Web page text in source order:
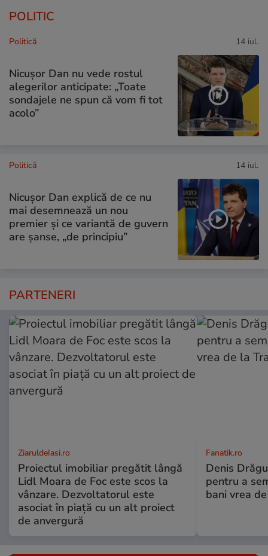
POLITIC
Politică 14 iul.
Nicușor Dan nu vede rostul
alegerilor anticipate: „Toate
sondajele ne spun că vom fi tot
acolo”
Politică 14 iul.
Nicușor Dan explică de ce nu
mai desemnează un nou
premier și ce variantă de guvern
are șanse, „de principiu”
PARTENERI
ZiaruldeIasi.ro
Proiectul imobiliar pregătit lângă
Lidl Moara de Foc este scos la
vânzare. Dezvoltatorul este
asociat în piață cu un alt proiect
de anvergură
Fanatik.ro
Denis
pentru a
bani vrea